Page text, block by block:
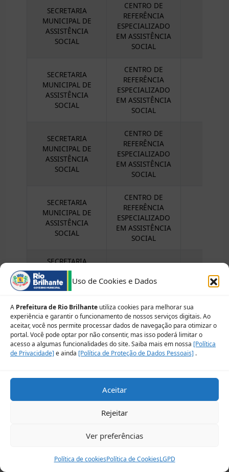
Uso de Cookies e Dados
A Prefeitura de Rio Brilhante utiliza cookies para melhorar sua
experiência e garantir o funcionamento de nossos serviços digitais. Ao
aceitar, você nos permite processar dados de navegação para otimizar o
portal. Você pode optar por não consentir, mas isso poderá limitar o
acesso a algumas funcionalidades do site. Saiba mais em nossa [Política
de Privacidade] e ainda [Política de Proteção de Dados Pessoais] .
Aceitar
Rejeitar
Ver preferências
Política de cookiesPolítica de CookiesLGPD
SECRETARIA
MUNICIPAL DE
ASSISTÊNCIA
SOCIAL
CENTRO DE
REFERÊNCIA
ESPECIALIZADO
EM ASSISTÊNCIA
SOCIAL
SECRETARIA
MUNICIPAL DE
ASSISTÊNCIA
SOCIAL
CENTRO DE
REFERÊNCIA
ESPECIALIZADO
EM ASSISTÊNCIA
SOCIAL
SECRETARIA
MUNICIPAL DE
ASSISTÊNCIA
SOCIAL
CENTRO DE
REFERÊNCIA
ESPECIALIZADO
EM ASSISTÊNCIA
SOCIAL
SECRETARIA
MUNICIPAL DE
ASSISTÊNCIA
SOCIAL
CENTRO DE
REFERÊNCIA
ESPECIALIZADO
EM ASSISTÊNCIA
SOCIAL
SECRETARIA
MUNICIPAL DE
ASSISTÊNCIA
SOCIAL
CRAM
SECRETARIA
MUNICIPAL DE
ASSISTÊNCIA
SOCIAL
CRAM
MUNICIPAL DE
SOCIAL
CONSELHO
MUNICIPAL DE
CONSELHO